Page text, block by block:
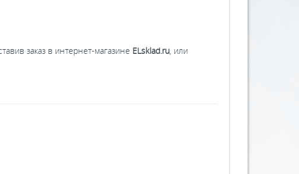
заказ в интернет-магазине ELsklad.ru , или